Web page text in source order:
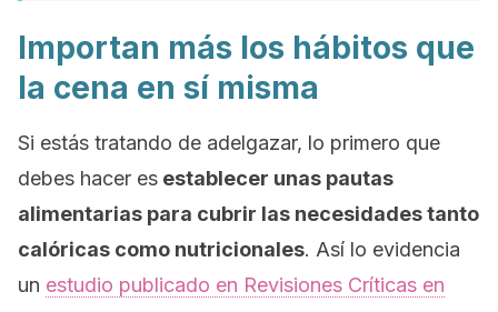
Importan más los hábitos que
la cena en sí misma
Si estás tratando de adelgazar, lo primero que
debes hacer es establecer unas pautas
alimentarias para cubrir las necesidades tanto
calóricas como nutricionales. Así lo evidencia
un estudio publicado en Revisiones Críticas en